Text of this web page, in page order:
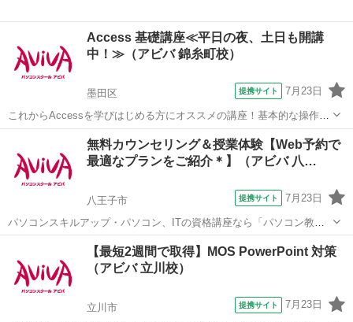
Access 基礎講座≪平日の夜、土日も開講
中！≫（アビバ 錦糸町校）
墨田区 提携サイト 7月23日
これからAccessを学びはじめる方にオススメの講座！基本的な操作か
らリレーションシップなど、データベース管理ソフトであるAccessの
醍醐味を学ぶ事ができる講座です。 ■学習内容■ 基本操作・テーブ
ル・クエリ・フォーム...
アクセス
無料カウンセリング＆授業体験【Web予約で
最適なプランをご紹介＊】（アビバ 八…
八王子市 提携サイト 7月23日
パソコンスキルアップ・パソコン、ITの資格講座なら「パソコン教室
アビバ」。 全国直営100校以上で通学に便利！ ただいま、パソコン教
室アビバでは、全国の教室で説明会・無料体験授業を実施中です。 個
別カウンセリングと少人数個別...
八王子市 エクセル
【最短2週間で取得】MOS PowerPoint 対策
（アビバ 立川校）
立川市 提携サイト 7月23日